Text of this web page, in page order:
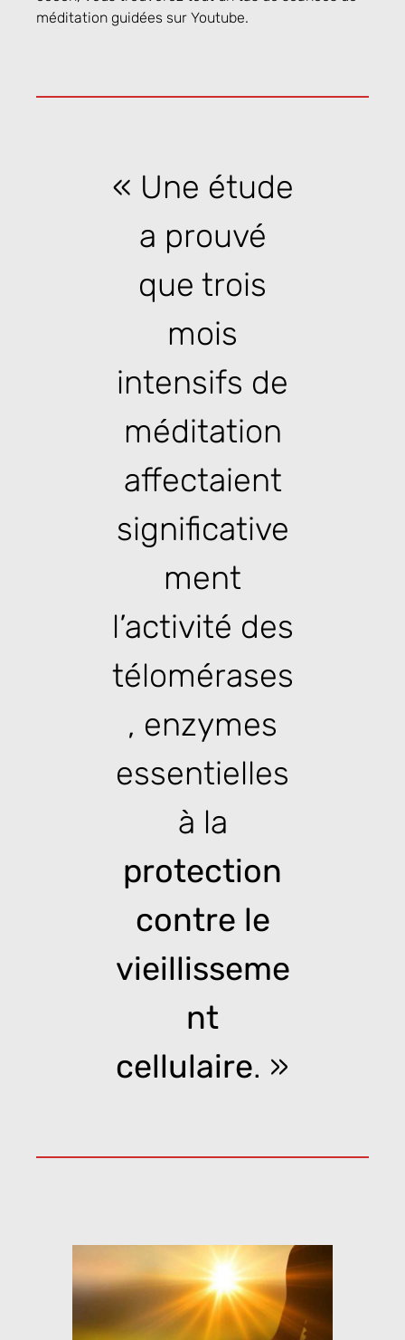
méditation guidées sur Youtube.
« Une étude
a prouvé
que trois
mois
intensifs de
méditation
affectaient
significative
ment
l’activité des
télomérases
, enzymes
essentielles
à la
protection
contre le
vieillisseme
nt
cellulaire. »